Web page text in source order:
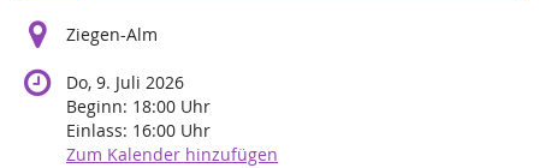
Ziegen-Alm
Do, 9. Juli 2026
Beginn: 18:00 Uhr
Einlass: 16:00 Uhr
Zum Kalender hinzufügen